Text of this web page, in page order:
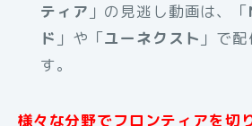
ティア 」の見逃し動画は、「
ド 」や「ユーネクスト 」で
す。
様々な分野でフロンティアを切